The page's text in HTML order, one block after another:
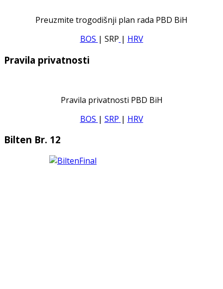
Preuzmite trogodišnji plan rada PBD BiH
BOS | SRP | HRV
Pravila privatnosti
Pravila privatnosti PBD BiH
BOS | SRP | HRV
Bilten Br. 12